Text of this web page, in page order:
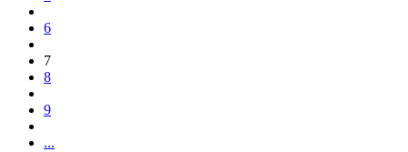
6
7
8
9
...